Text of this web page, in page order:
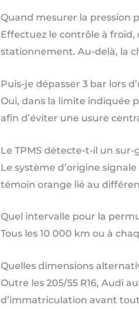
Quand mesurer la pression
Effectuez le contrôle à froid,
stationnement. Au-delà, la
Puis-je dépasser 3 bar lors
Oui, dans la limite indiquée
afin d’éviter une usure
Le TPMS détecte-t-il un sur-
Le système d’origine
témoin orange lié au
Quel intervalle pour la
Tous les 10 000 km ou à
Quelles dimensions
Outre les 205/55 R16, Audi
d’immatriculation avant